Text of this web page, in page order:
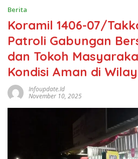
Berita
Koramil 1406-07/
Patroli Gabungan
dan Tokoh
Kondisi Aman di
Infoupdate.id
November 10, 2025